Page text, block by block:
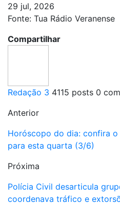
29 jul, 2026
Fonte: Tua Rádio Veranense
Compartilhar
Redação 3 4115 posts 0
Anterior
Horóscopo do dia: confira
para esta quarta (3/6)
Próxima
Polícia Civil desarticula
coordenava tráfico e